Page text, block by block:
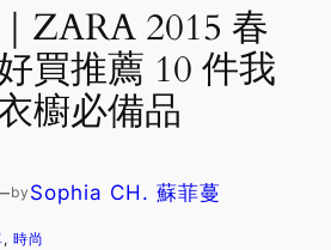
ZARA 2015 春
買推薦 10 件我
櫥必備品
by Sophia CH. 蘇菲蔓
, 時尚